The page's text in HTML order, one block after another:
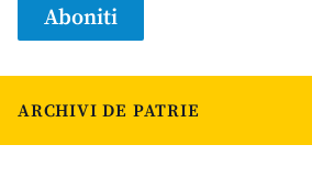
Aboniti
ARCHIVI DE PATRIE